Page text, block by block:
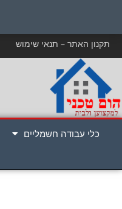
תקנון האתר – תנאי שימוש
כלי עבודה חשמליים